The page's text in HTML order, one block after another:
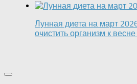
Лунная диета на март
очистить организм к